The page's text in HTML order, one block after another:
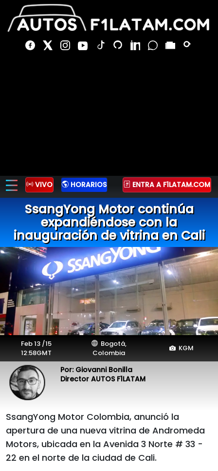
VIVO HORARIOS ENTRA A F1LATAM.COM
SsangYong Motor continúa
expandiéndose con la
inauguración de vitrina en Cali
Feb 13 /15
12:58GMT
Bogotá,
Colombia
KGM
Por: Giovanni Bonilla
Director AUTOS F1LATAM
SsangYong Motor Colombia, anunció la
apertura de una nueva vitrina de Andromeda
Motors, ubicada en la Avenida 3 Norte # 33 -
22 en el norte de la ciudad de Cali.